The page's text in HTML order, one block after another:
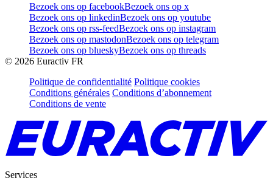
Bezoek ons op facebookBezoek ons op x
Bezoek ons op linkedinBezoek ons op youtube
Bezoek ons op rss-feedBezoek ons op instagram
Bezoek ons op mastodonBezoek ons op telegram
Bezoek ons op blueskyBezoek ons op threads
© 2026 Euractiv FR
Politique de confidentialité Politique cookies
Conditions générales Conditions d’abonnement
Conditions de vente
Services